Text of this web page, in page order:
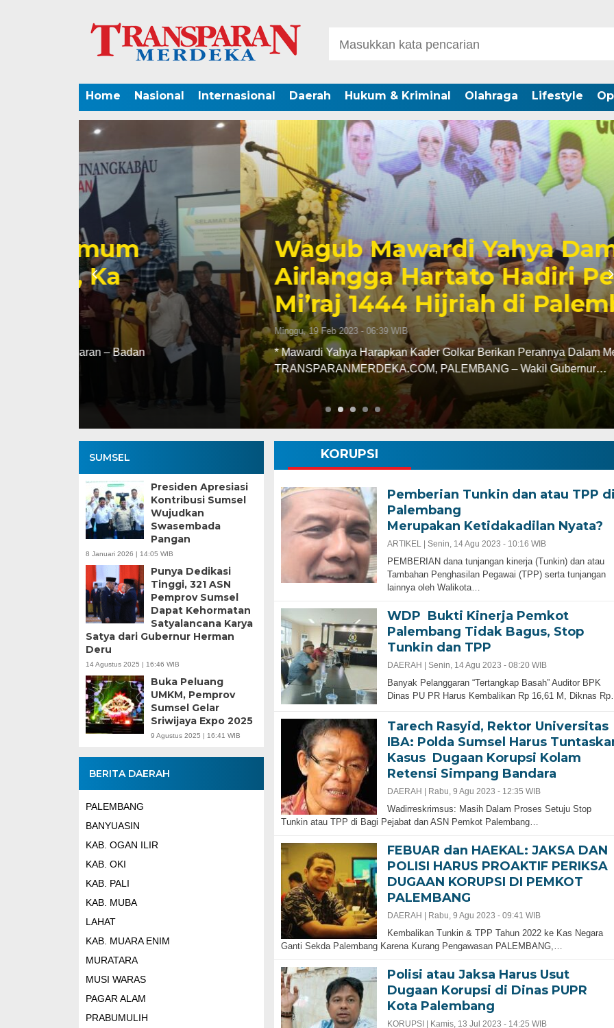
Home Nasional Internasional Daerah Hukum & Kriminal Olahraga Lifestyle
Wagub Mawardi Yahya Dampingi
Airlangga Hartato Hadiri Peringati Isra
Mi’raj 1444 Hijriah di Palembang
Minggu, 19 Feb 2023 - 06:39 WIB
* Mawardi Yahya Harapkan Kader Golkar Berikan Perannya Dalam Memajukan Sumsel
TRANSPARANMERDEKA.COM, PALEMBANG – Wakil Gubernur…
SUMSEL
Presiden Apresiasi
Kontribusi Sumsel
Wujudkan
Swasembada
Pangan
8 Januari 2026 | 14:05 WIB
Punya Dedikasi
Tinggi, 321 ASN
Pemprov Sumsel
Dapat Kehormatan
Satyalancana Karya
Satya dari Gubernur Herman
Deru
14 Agustus 2025 | 16:46 WIB
Buka Peluang
UMKM, Pemprov
Sumsel Gelar
Sriwijaya Expo 2025
9 Agustus 2025 | 16:41 WIB
BERITA DAERAH
PALEMBANG
BANYUASIN
KAB. OGAN ILIR
KAB. OKI
KAB. PALI
KAB. MUBA
LAHAT
KAB. MUARA ENIM
MURATARA
MUSI WARAS
PAGAR ALAM
PRABUMULIH
KORUPSI
Pemberian Tunkin dan atau TPP di
Palembang
Merupakan Ketidakadilan Nyata?
ARTIKEL | Senin, 14 Agu 2023 - 10:16 WIB
PEMBERIAN dana tunjangan kinerja (Tunkin) dan atau
Tambahan Penghasilan Pegawai (TPP) serta tunjangan
lainnya oleh Walikota…
WDP Bukti Kinerja Pemkot
Palembang Tidak Bagus, Stop
Tunkin dan TPP
DAERAH | Senin, 14 Agu 2023 - 08:20 WIB
Banyak Pelanggaran “Tertangkap Basah” Auditor BPK
Dinas PU PR Harus Kembalikan Rp 16,61 M, Diknas
Tarech Rasyid, Rektor Universitas
IBA: Polda Sumsel Harus
Kasus Dugaan Korupsi Kolam
Retensi Simpang Bandara
DAERAH | Rabu, 9 Agu 2023 - 12:35 WIB
Wadirreskrimsus: Masih Dalam Proses Setuju Stop
Tunkin atau TPP di Bagi Pejabat dan ASN Pemkot Palembang…
FEBUAR dan HAEKAL: JAKSA DAN
POLISI HARUS PROAKTIF PERIKSA
DUGAAN KORUPSI DI PEMKOT
PALEMBANG
DAERAH | Rabu, 9 Agu 2023 - 09:41 WIB
Kembalikan Tunkin & TPP Tahun 2022 ke Kas Negara
Ganti Sekda Palembang Karena Kurang Pengawasan PALEMBANG,…
Polisi atau Jaksa Harus Usut
Dugaan Korupsi di Dinas PUPR
Kota Palembang
KORUPSI | Kamis, 13 Jul 2023 - 14:25 WIB